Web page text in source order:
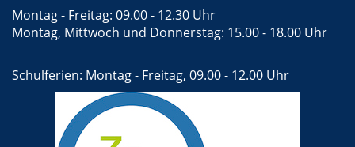
Montag - Freitag: 09.00 - 12.30 Uhr
Montag, Mittwoch und Donnerstag: 15.00 - 18.00 Uhr
Schulferien: Montag - Freitag, 09.00 - 12.00 Uhr